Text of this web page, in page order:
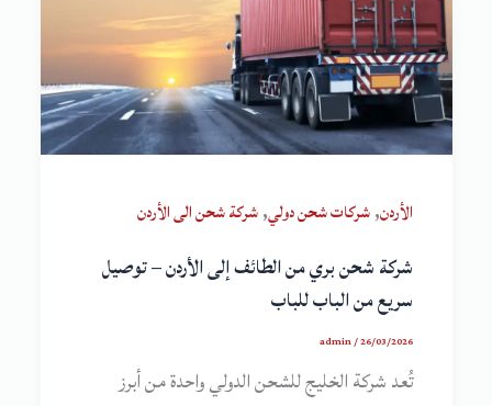
الأردن,شركات شحن دولي,شركة شحن الى الأردن
شركة شحن بري من الطائف إلى الأردن – توصيل
سريع من الباب للباب
admin/26/03/2026
تُعد شركة الخليج للشحن الدولي واحدة من أبرز